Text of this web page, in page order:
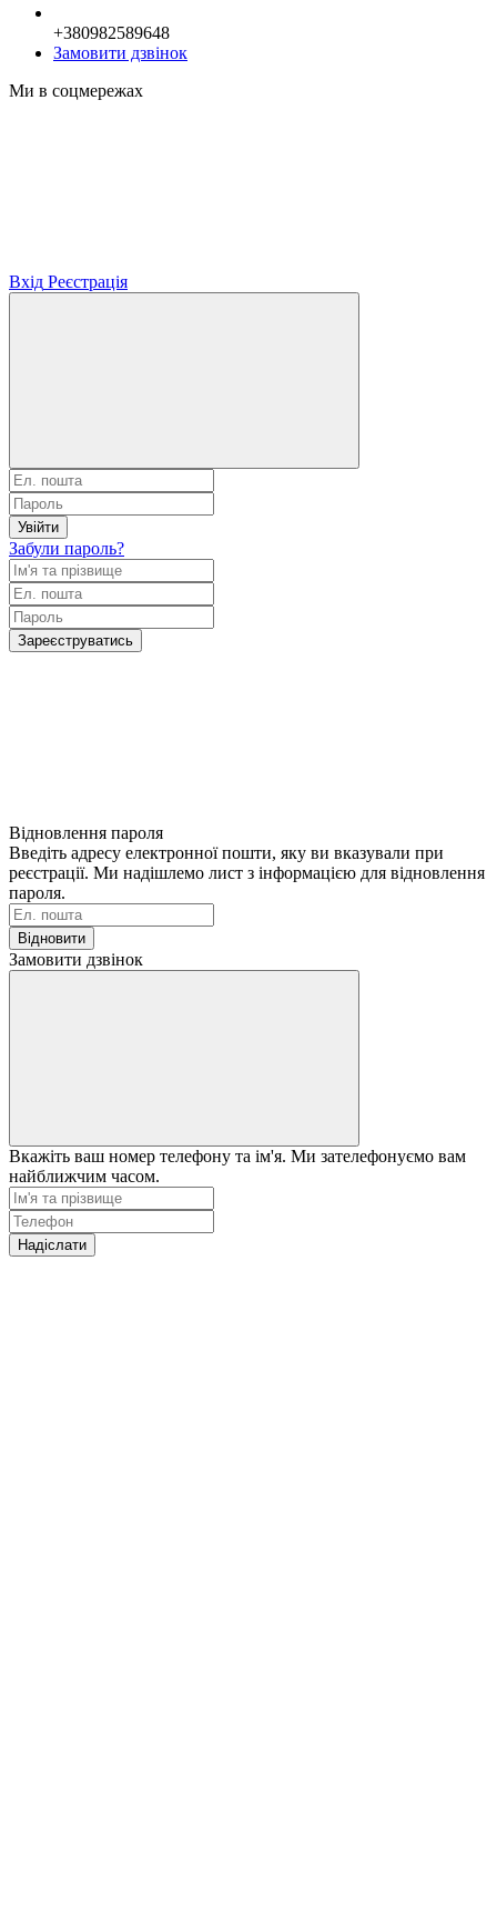
+380982589648
Замовити дзвінок
Ми в соцмережах
Вхід Реєстрація
Увійти
Забули пароль?
Зареєструватись
Відновлення пароля
Введіть адресу електронної пошти, яку ви вказували при
реєстрації. Ми надішлемо лист з інформацією для відновлення
пароля.
Відновити
Замовити дзвінок
Вкажіть ваш номер телефону та ім'я. Ми зателефонуємо вам
найближчим часом.
Надіслати